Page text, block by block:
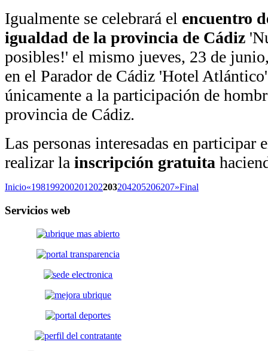
Igualmente se celebrará el encuentro
igualdad de la provincia de Cádiz
posibles!' el mismo jueves, 23 de
en el Parador de Cádiz 'Hotel
únicamente a la participación de
provincia de Cádiz.
Las personas interesadas en participar
realizar la inscripción gratuita
Inicio«198199200201 202203204205206207»Final
Servicios web